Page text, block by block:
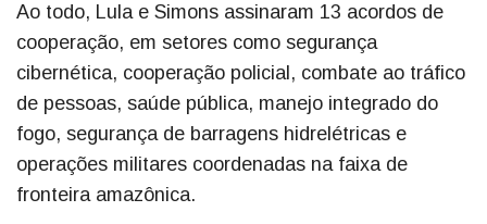
Ao todo, Lula e Simons assinaram 13 acordos de
cooperação, em setores como segurança
cibernética, cooperação policial, combate ao tráfico
de pessoas, saúde pública, manejo integrado do
fogo, segurança de barragens hidrelétricas e
operações militares coordenadas na faixa de
fronteira amazônica.